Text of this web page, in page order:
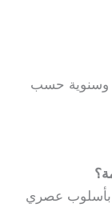
وسنوية حسب
بأسلوب عصري